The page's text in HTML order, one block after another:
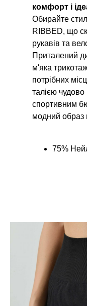
комфорт і
Обирайте
RIBBED, що
рукавів та
Приталений
м'яка
потрібних
талією
спортивним
модний образ
75%